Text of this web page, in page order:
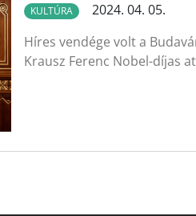
KULTÚRA
2024. 04. 05.
Híres vendége volt a
Krausz Ferenc Nobel-díjas